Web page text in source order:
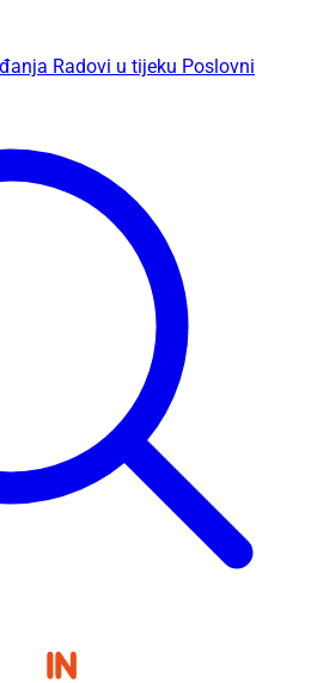
Radovi u tijeku Poslovni